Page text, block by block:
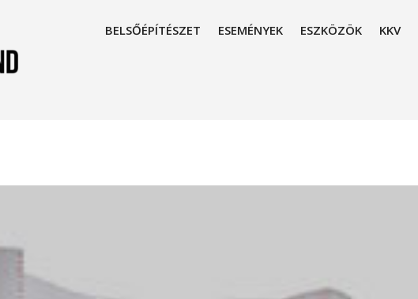
BELSŐÉPÍTÉSZET ESEMÉNYEK ESZKÖZÖK KKV